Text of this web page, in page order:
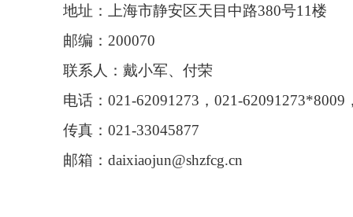
地址：上海市静安区天目中路380号11楼
邮编：200070
联系人：戴小军、付荣
电话：021-62091273，021-62091273*8009
传真：021-33045877
邮箱：daixiaojun@shzfcg.cn